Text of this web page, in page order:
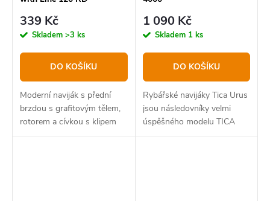
339 Kč
Skladem >3 ks
DO KOŠÍKU
Moderní naviják s přední
brzdou s grafitovým tělem,
rotorem a cívkou s klipem
na vlasec.
1 090 Kč
Skladem 1 ks
DO KOŠÍKU
Rybářské navijáky Tica Urus
jsou následovníky velmi
úspěšného modelu TICA
GAA určené pro mořský i